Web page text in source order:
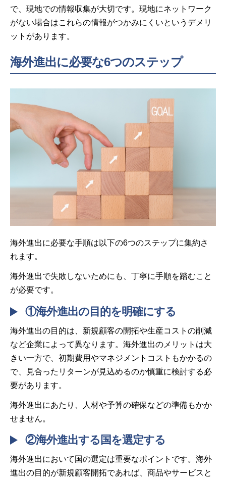
で、現地での情報収集が大切です。現地にネットワーク
がない場合はこれらの情報がつかみにくいというデメリ
ットがあります。
海外進出に必要な6つのステップ
海外進出に必要な手順は以下の6つのステップに集約さ
れます。
海外進出で失敗しないためにも、丁寧に手順を踏むこと
が必要です。
①海外進出の目的を明確にする
海外進出の目的は、新規顧客の開拓や生産コストの削減
など企業によって異なります。海外進出のメリットは大
きい一方で、初期費用やマネジメントコストもかかるの
で、見合ったリターンが見込めるのか慎重に検討する必
要があります。
海外進出にあたり、人材や予算の確保などの準備もかか
せません。
②海外進出する国を選定する
海外進出において国の選定は重要なポイントです。海外
進出の目的が新規顧客開拓であれば、商品やサービスと